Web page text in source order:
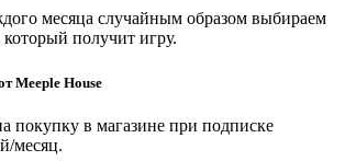
месяца случайным образом выбираем
получит игру.
Meeple House
покупку в магазине при подписке
месяц.